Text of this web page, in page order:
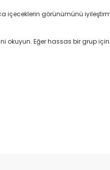
içeceklerin görünümünü
okuyun. Eğer hassas bir grup